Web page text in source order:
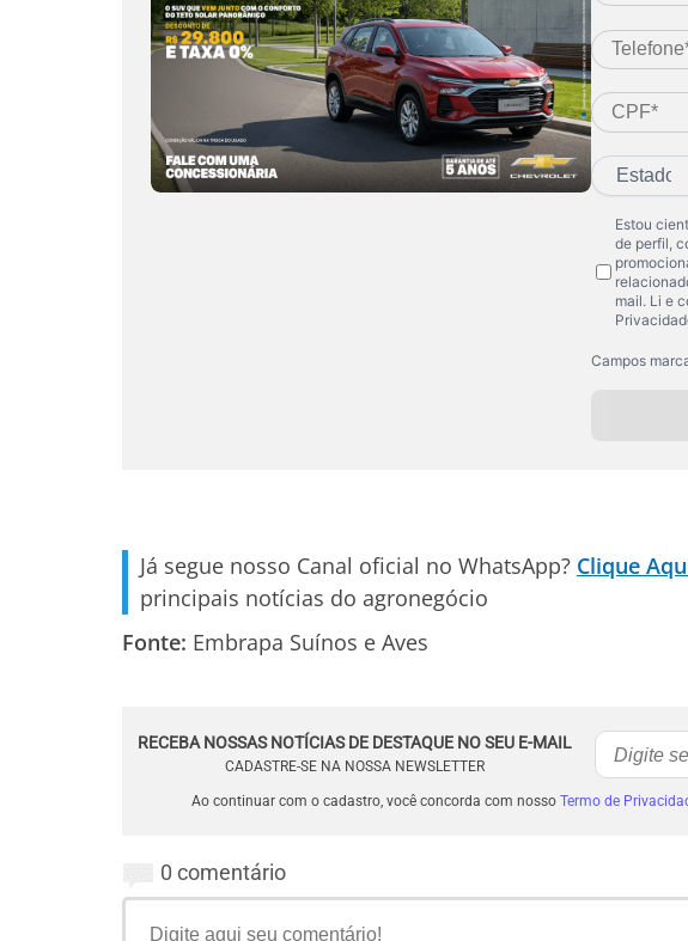
Já segue nosso Canal oficial no WhatsApp? Clique
principais notícias do agronegócio
Fonte: Embrapa Suínos e Aves
RECEBA NOSSAS NOTÍCIAS DE DESTAQUE NO SEU E-MAIL
CADASTRE-SE NA NOSSA NEWSLETTER
Ao continuar com o cadastro, você concorda com nosso Termo de
0 comentário